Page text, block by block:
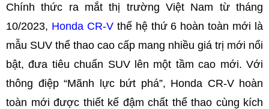
Chính thức ra mắt thị trường Việt Nam từ tháng
10/2023, Honda CR-V thế hệ thứ 6 hoàn toàn mới là
mẫu SUV thể thao cao cấp mang nhiều giá trị mới nổi
bật, đưa tiêu chuẩn SUV lên một tầm cao mới. Với
thông điệp “Mãnh lực bứt phá”, Honda CR-V hoàn
toàn mới được thiết kế đậm chất thể thao cùng kích